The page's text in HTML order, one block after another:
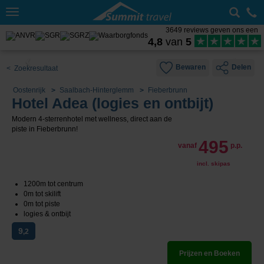
Toggle
3649 reviews geven ons een
4,8 van 5
< Zoekresultaat Bewaren Delen
Oostenrijk Saalbach-Hinterglemm Fieberbrunn
Hotel Adea (logies en ontbijt)
Modern 4-sterrenhotel met wellness, direct aan de
piste in Fieberbrunn!
vanaf 495 p.p.
incl. skipas
1200m tot centrum
0m tot skilift
0m tot piste
logies & ontbijt
9,2
Prijzen en Boeken